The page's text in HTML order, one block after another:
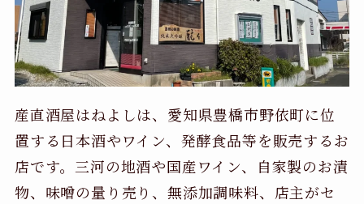
産直酒屋はねよしは、愛知県豊橋市野依町に位
置する日本酒やワイン、発酵食品等を販売するお
店です。三河の地酒や国産ワイン、自家製のお漬
物、味噌の量り売り、無添加調味料、店主がセ